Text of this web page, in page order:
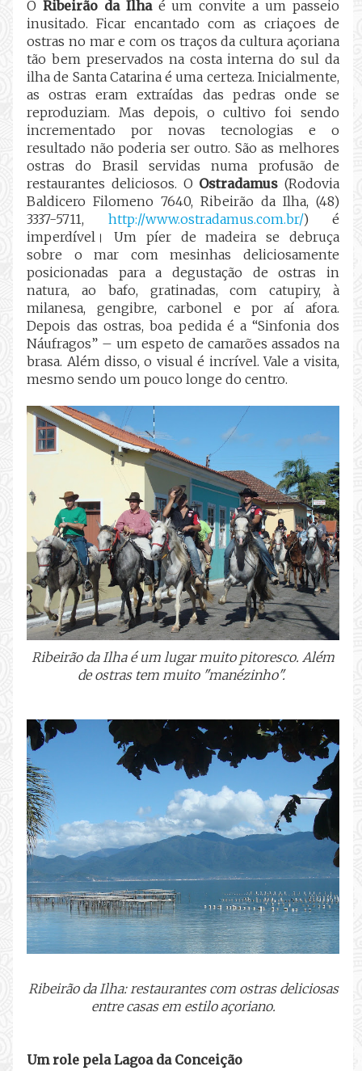
ORibeirão da Ilhaé um convite a um passeio
inusitado. Ficar encantado com as criaçoes de
ostras no mar e com os traços da cultura açoriana
tão bem preservados na costa interna do sul da
ilha de Santa Catarina é uma certeza. Inicialmente,
as ostras eram extraídas das pedras onde se
reproduziam. Mas depois, o cultivo foi sendo
incrementado por novas tecnologias e o
resultado não poderia ser outro. São as melhores
ostras do Brasil servidas numa profusão de
restaurantes deliciosos. O Ostradamus (Rodovia
Baldicero Filomeno 7640, Ribeirão da Ilha, (48)
3337-5711, http://www.ostradamus.com.br/) é
imperdível। Um píer de madeira se debruça
sobre o mar com mesinhas deliciosamente
posicionadas para a degustação de ostras in
natura, ao bafo, gratinadas, com catupiry, à
milanesa, gengibre, carbonel e por aí afora.
Depois das ostras, boa pedida é a “Sinfonia dos
Náufragos” – um espeto de camarões assados na
brasa. Além disso, o visual é incrível. Vale a visita,
mesmo sendo um pouco longe do centro.
Ribeirão da Ilha é um lugar muito pitoresco. Além
de ostras tem muito "manézinho".
Ribeirão da Ilha: restaurantes com ostras deliciosas
entre casas em estilo açoriano.
Um role pela Lagoa da Conceição